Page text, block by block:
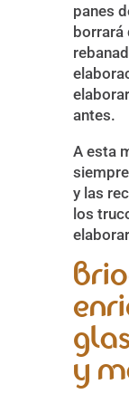
panes
borrará
antes.
A esta
y las
los
y